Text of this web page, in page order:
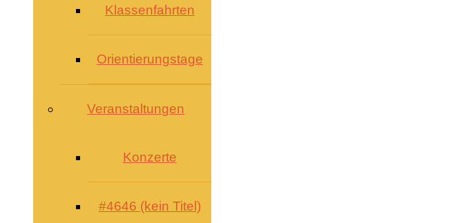
Klassenfahrten
Orientierungstage
Veranstaltungen
Konzerte
#4646 (kein Titel)